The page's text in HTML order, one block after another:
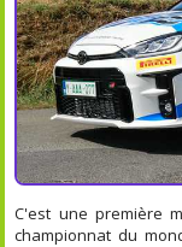
C'est une première
championnat du